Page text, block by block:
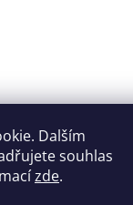
Dalším
souhlas
zde.